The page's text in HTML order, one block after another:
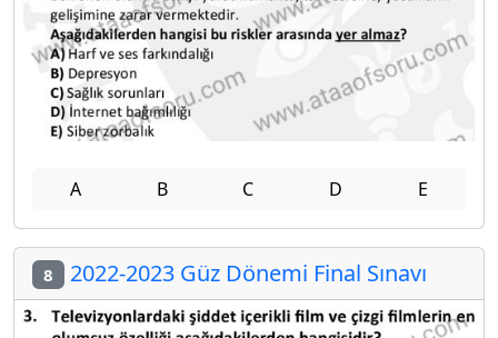
A B C D E
8 2022-2023 Güz Dönemi Final Sınavı